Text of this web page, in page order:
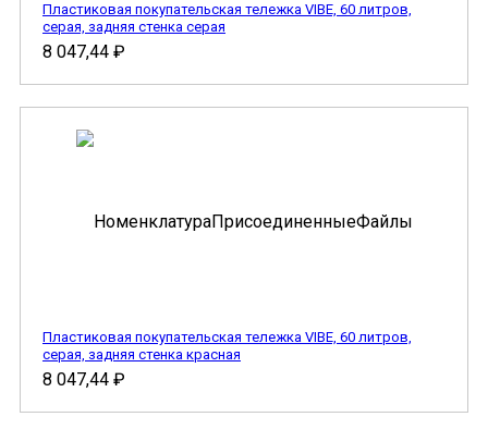
Пластиковая покупательская тележка VIBE, 60 литров,
серая, задняя стенка серая
8 047,44 ₽
Пластиковая покупательская тележка VIBE, 60 литров,
серая, задняя стенка красная
8 047,44 ₽